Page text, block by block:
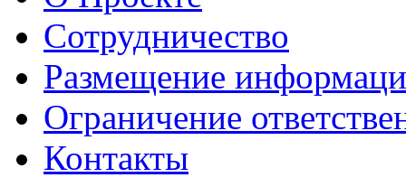
Сотрудничество
Размещение
Ограничение
Контакты